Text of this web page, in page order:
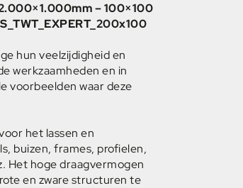
– 100×100
hun veelzijdigheid en
werkzaamheden en in
voorbeelden waar deze
het lassen en
buizen, frames, profielen,
Het hoge draagvermogen
en zware structuren te